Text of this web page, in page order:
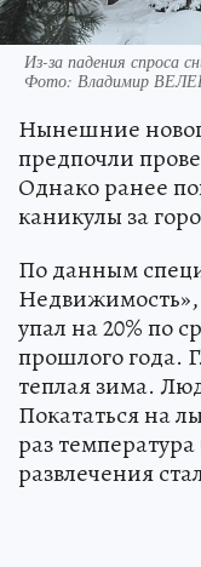
Из-за падения спроса
Фото: Владимир
Нынешние
предпочли
Однако ранее
каникулы за
По данным
Недвижимость»,
упал на 20% по
прошлого года.
теплая зима.
Покататься на
раз
развлечения